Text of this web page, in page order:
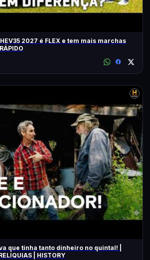
2027 é FLEX e tem mais marchas
que tinha tanto dinheiro no quintal! |
| HISTORY